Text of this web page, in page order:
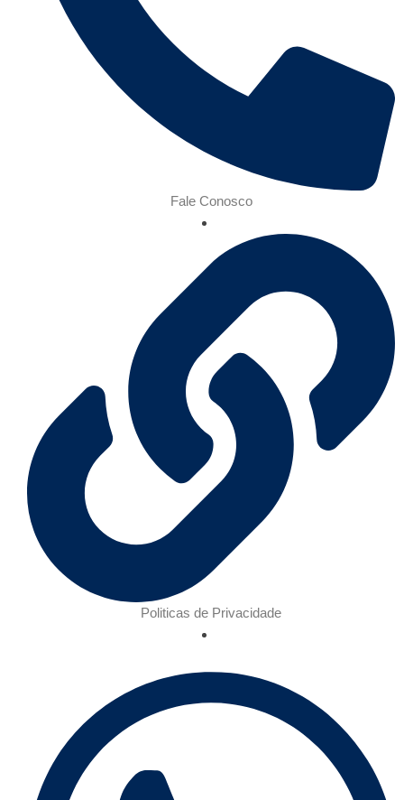
Fale Conosco
Politicas de Privacidade